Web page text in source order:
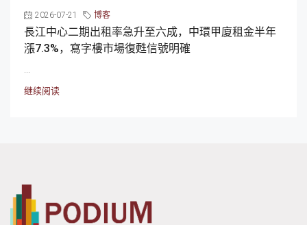
2026-07-21 博客
長江中心二期出租率急升至六成，中環甲廈租金半年
漲7.3%，寫字樓市場復甦信號明確
继续阅读